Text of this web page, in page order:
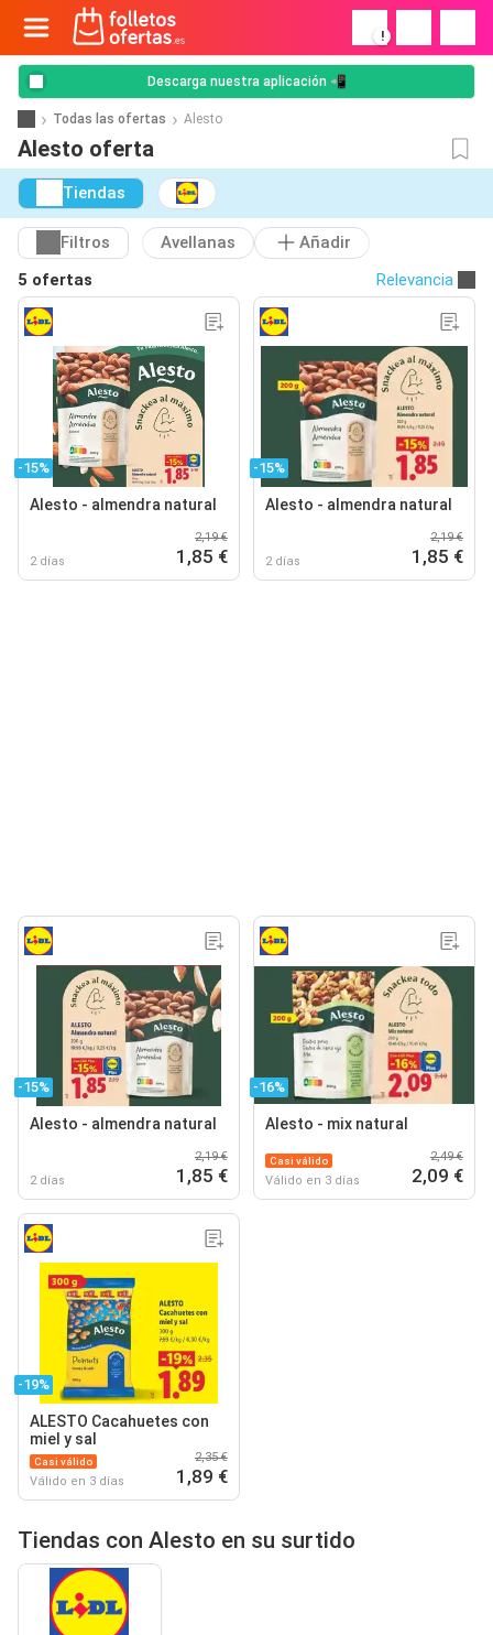
!
Descarga nuestra aplicación 📲
Todas las ofertas Alesto
Alesto oferta
Tiendas
Filtros Avellanas
Añadir
5 ofertas
Relevancia
-15%
Alesto - almendra natural
2 días
2,19 €
1,85 €
-15%
Alesto - almendra natural
2 días
2,19 €
1,85 €
-15%
Alesto - almendra natural
2 días
2,19 €
1,85 €
-16%
Alesto - mix natural
Casi válido
Válido en 3 días
2,49 €
2,09 €
-19%
ALESTO Cacahuetes con
miel y sal
Casi válido
Válido en 3 días
2,35 €
1,89 €
Tiendas con Alesto en su surtido